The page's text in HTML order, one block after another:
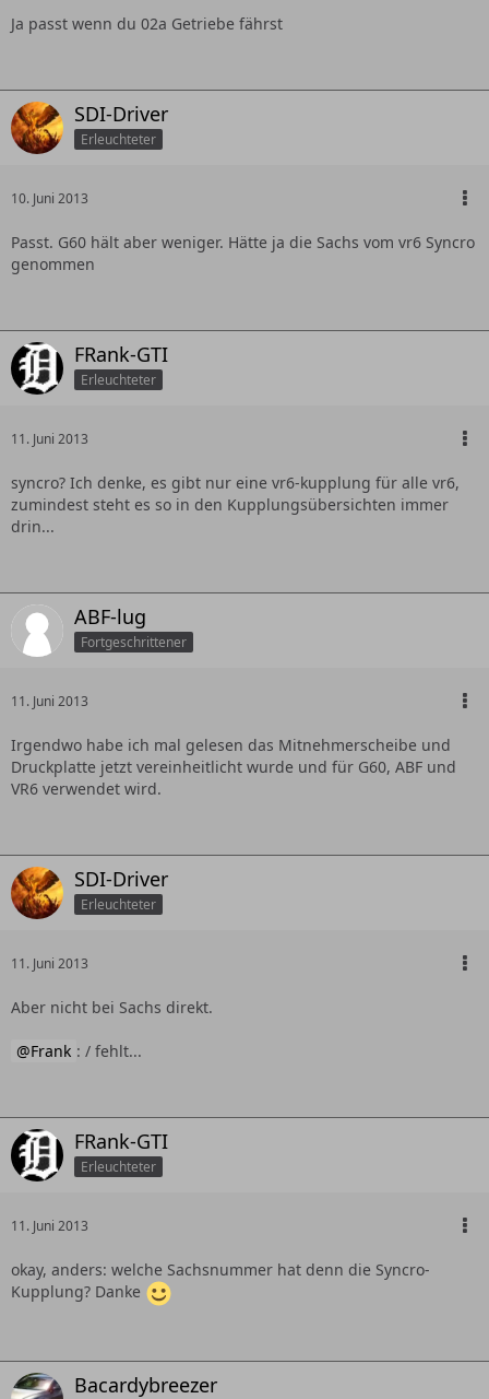
Ja passt wenn du 02a Getriebe fährst
SDI-Driver
Erleuchteter
10. Juni 2013
Passt. G60 hält aber weniger. Hätte ja die Sachs vom vr6 Syncro
genommen
FRank-GTI
Erleuchteter
11. Juni 2013
syncro? Ich denke, es gibt nur eine vr6-kupplung für alle vr6,
zumindest steht es so in den Kupplungsübersichten immer
drin...
ABF-lug
Fortgeschrittener
11. Juni 2013
Irgendwo habe ich mal gelesen das Mitnehmerscheibe und
Druckplatte jetzt vereinheitlicht wurde und für G60, ABF und
VR6 verwendet wird.
SDI-Driver
Erleuchteter
11. Juni 2013
Aber nicht bei Sachs direkt.
Frank : / fehlt...
FRank-GTI
Erleuchteter
11. Juni 2013
okay, anders: welche Sachsnummer hat denn die Syncro-
Kupplung? Danke
Bacardybreezer